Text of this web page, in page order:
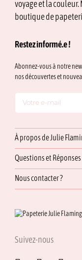
voyage et la couleur.
boutique de
Restez informé.e !
Abonnez-vous à notre
nos découvertes et
À propos de Julie
Questions et Réponses
Nous contacter ?
Suivez-nous